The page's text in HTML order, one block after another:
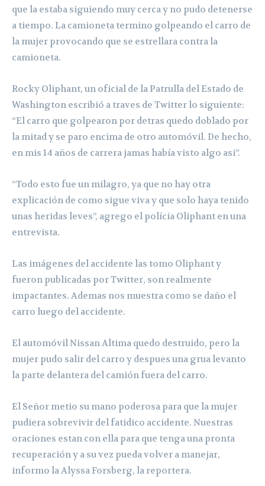
que la estaba siguiendo muy cerca y no pudo detenerse
a tiempo. La camioneta termino golpeando el carro de
la mujer provocando que se estrellara contra la
camioneta.
Rocky Oliphant, un oficial de la Patrulla del Estado de
Washington escribió a traves de Twitter lo siguiente:
“El carro que golpearon por detras quedo doblado por
la mitad y se paro encima de otro automóvil. De hecho,
en mis 14 años de carrera jamas había visto algo asi”.
“Todo esto fue un milagro, ya que no hay otra
explicación de como sigue viva y que solo haya tenido
unas heridas leves”, agrego el polícia Oliphant en una
entrevista.
Las imágenes del accidente las tomo Oliphant y
fueron publicadas por Twitter, son realmente
impactantes. Ademas nos muestra como se daño el
carro luego del accidente.
El automóvil Nissan Altima quedo destruido, pero la
mujer pudo salir del carro y despues una grua levanto
la parte delantera del camión fuera del carro.
El Señor metio su mano poderosa para que la mujer
pudiera sobrevivir del fatidico accidente. Nuestras
oraciones estan con ella para que tenga una pronta
recuperación y a su vez pueda volver a manejar,
informo la Alyssa Forsberg, la reportera.